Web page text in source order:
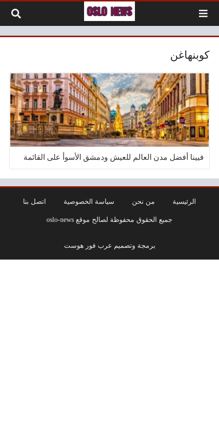
كوبنهاغن
فيينا أفضل مدن العالم للعيش ودمشق الأسوأ على القائمة
الرئيسية من نحن سياسة الخصوصية اتصل بنا
جميع الحقوق محفوظة لصالح موقع oslo-news
برمجة وتصميم عرب فور هوست